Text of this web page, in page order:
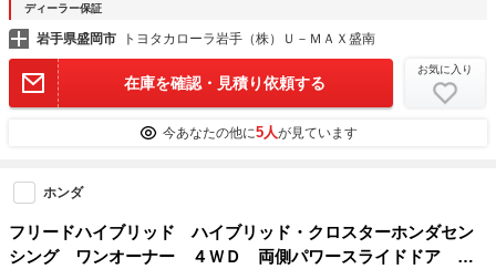
ディーラー保証
岩手県盛岡市 トヨタカローラ岩手（株）Ｕ－ＭＡＸ盛南
在庫を確認・見積り依頼する
お気に入り
今あなたの他に5人が見ています
ホンダ
フリードハイブリッド ハイブリッド・クロスターホンダセン
シング ワンオーナー ４ＷＤ 両側パワースライドドア ル